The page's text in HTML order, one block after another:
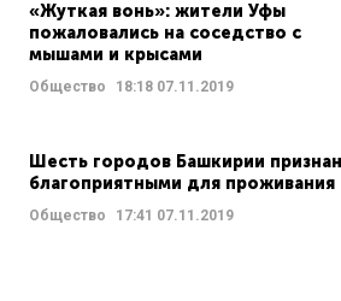
«Жуткая вонь»: жители Уфы
пожаловались на соседство с
мышами и крысами
Общество 18:18 07.11.2019
Шесть городов Башкирии
благоприятными для проживания
Общество 17:41 07.11.2019